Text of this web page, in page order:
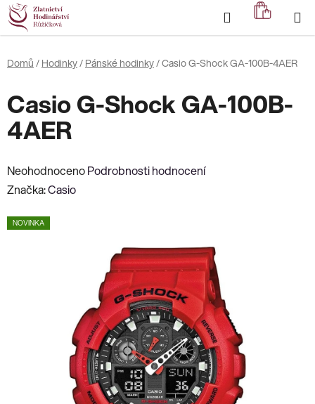
Přejít
na
obsah
Hledat
KOŠÍK
Domů / Hodinky/ Pánské hodinky/Casio G-Shock GA-100B-4AER
Casio G-Shock GA-100B-
4AER
Průměrné
hodnocení
je
NeohodnocenoPodrobnosti hodnocení
Značka:Casio
NOVINKA